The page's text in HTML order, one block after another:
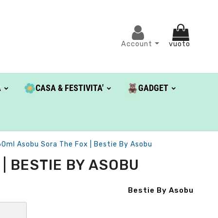
Account vuoto
CASA & FESTIVITA' GADGET
Asobu Sora The Fox | Bestie By Asobu
BESTIE BY ASOBU
Bestie By Asobu